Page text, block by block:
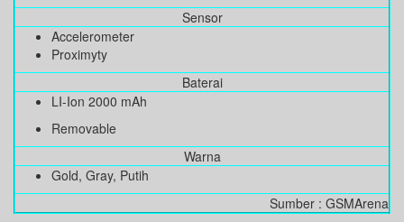
Sensor
Accelerometer
Proximyty
Baterai
LI-Ion 2000 mAh
Removable
Warna
Gold, Gray, Putih
Sumber : GSMArena